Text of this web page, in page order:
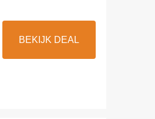
BEKIJK DEAL